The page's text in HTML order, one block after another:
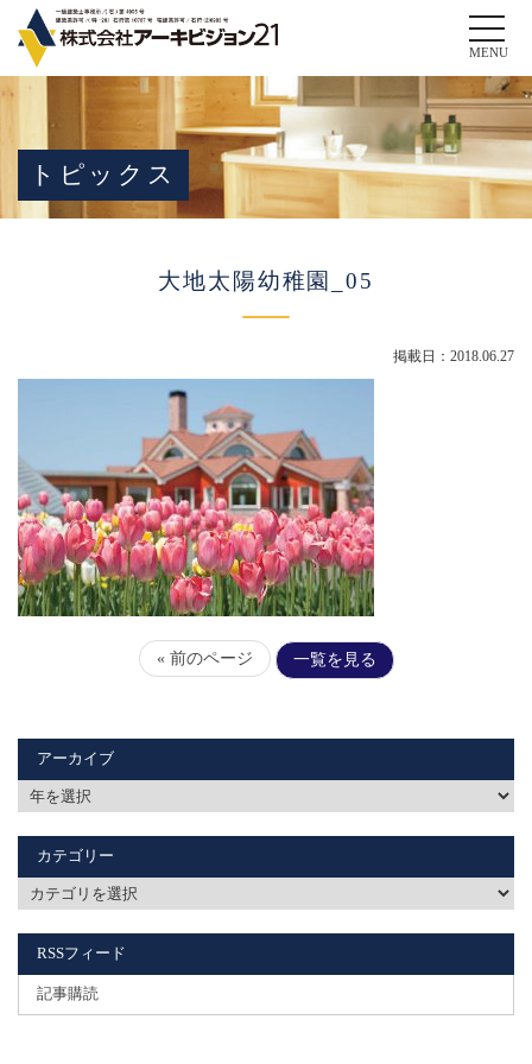
Toggle
MENU
トピックス
大地太陽幼稚園_05
掲載日：2018.06.27
« 前のページ 一覧を見る
アーカイブ
カテゴリー
RSSフィード
記事購読